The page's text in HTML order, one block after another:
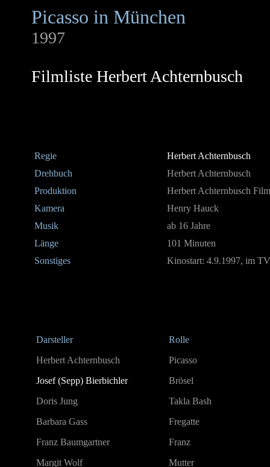
Picasso in München
1997
Filmliste Herbert Achternbusch
Regie
Herbert Achternbusch
Drehbuch
Herbert Achternbusch
Produktion
Herbert Achternbusch
Kamera
Henry Hauck
Musik
ab 16 Jahre
Länge
101 Minuten
Sonstiges
Kinostart: 4.9.1997, im
Darsteller
Rolle
Herbert Achternbusch
Picasso
Josef (Sepp) Bierbichler
Brösel
Doris Jung
Takla Bash
Barbara Gass
Fregatte
Franz Baumgartner
Franz
Margit Wolf
Mutter